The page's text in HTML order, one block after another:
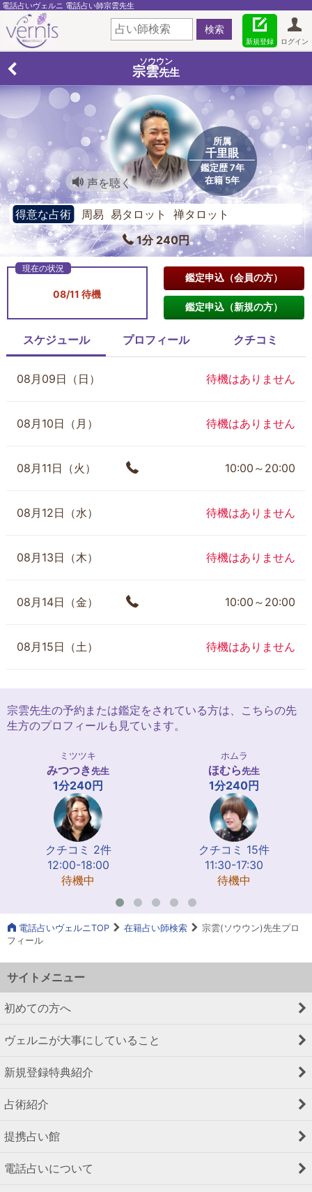
電話占いヴェルニ 電話占い師宗雲先生
ログイン
新規登録
ソウウン
宗雲先生
所属
千里眼
鑑定歴 7年
在籍 5年
声を聴く
得意な占術
周易 易タロット 禅タロット
1分 240円
08/11 待機
鑑定申込（会員の方）
鑑定申込（新規の方）
スケジュール プロフィール クチコミ
08月09日（日） 待機はありません
08月10日（月） 待機はありません
08月11日（火） 10:00～20:00
08月12日（水） 待機はありません
08月13日（木） 待機はありません
08月14日（金） 10:00～20:00
08月15日（土） 待機はありません
宗雲先生の予約または鑑定をされている方は、こちらの先
生方のプロフィールも見ています。
ミツツキ
みつつき先生
1分240円
クチコミ 2件
12:00-18:00
待機中
ホムラ
ほむら先生
1分240円
クチコミ 15件
11:30-17:30
待機中
電話占いヴェルニTOP 在籍占い師検索
宗雲(ソウウン)先生プロ
フィール
サイトメニュー
初めての方へ
ヴェルニが大事にしていること
新規登録特典紹介
占術紹介
提携占い館
電話占いについて